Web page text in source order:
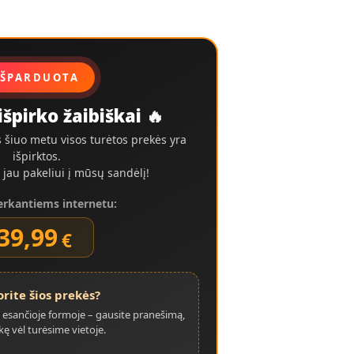
žaibiškai 🔥
šiuo metu visos turėtos prekės yra
išpirktos.
jau pakeliui į mūsų sandėlį!
internetu:
€
šios prekės?
formoje – gausite pranešimą,
vėl turėsime vietoje.